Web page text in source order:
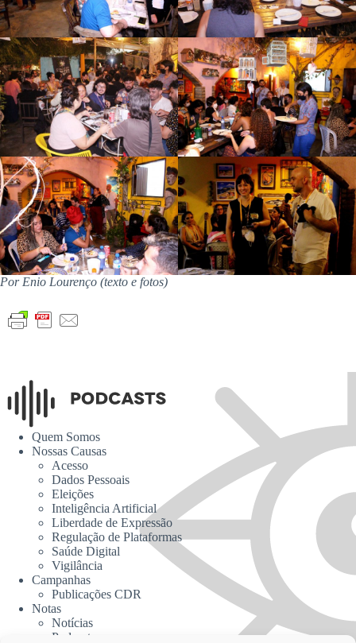
Por Enio Lourenço (texto e fotos)
Quem Somos
Nossas Causas
Acesso
Dados Pessoais
Eleições
Inteligência Artificial
Liberdade de Expressão
Regulação de Plataformas
Saúde Digital
Vigilância
Campanhas
Publicações CDR
Notas
Notícias
Podcasts